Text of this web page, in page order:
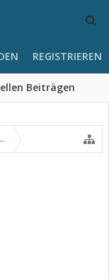
Beiträgen
REGISTRIEREN